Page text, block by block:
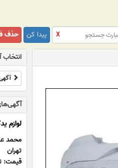
X پیدا کن
حذف
لوازم
محمد
تهران
قیمت: